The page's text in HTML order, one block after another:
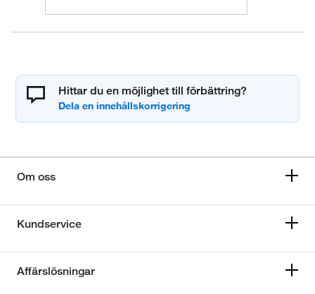
Hittar du en möjlighet till förbättring?
Om oss
Kundservice
Affärslösningar